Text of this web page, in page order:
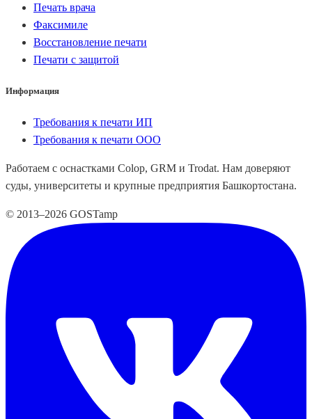
Печать врача
Факсимиле
Восстановление печати
Печати с защитой
Информация
Требования к печати ИП
Требования к печати ООО
Работаем с оснастками Colop, GRM и Trodat. Нам доверяют
суды, университеты и крупные предприятия Башкортостана.
© 2013–2026 GOSTamp